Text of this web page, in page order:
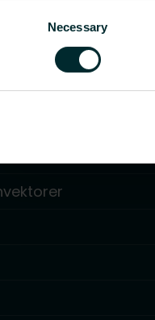
Necessary